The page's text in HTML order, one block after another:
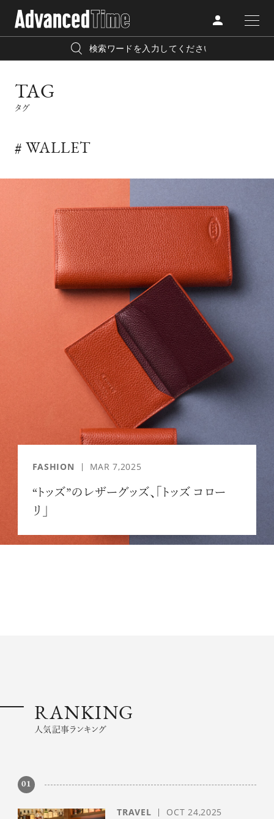
CATEGORY
FASHION
BEAUTY
TRAVEL
LIFESTYLE
FOLLOW US
AdvancedClub
な大人達におくる、スペシャルイシュー満載のメディア。
高感度なファッション、カルチャーに溺愛、未知の幅広い
って楽しみながら、進化するソーシャルに寄り添いたい。
何かに縛られていた時間から解き放たれつつある世代の
ライフスタイルを豊かに彩る『AdvancedTime』が発信する
情報をさらに充実し、より速やかに、活用できる
「AdvancedClub」会員組織を設けました。
「AdvancedClub」会員に登録すると、プレゼント応募情報
の一覧、プレミアムな会員限定イベント、ブランドのエクス
クルーシブアイテムの紹介など、特別なコンテンツ情報を
メールマガジンでお届け致します。更に『AdvancedTime』
のタブロイドマガジンのご案内もあり、送付手数料のみを
ご負担いただくことでお手元で『AdvancedTime』をお楽し
登録は無料です。
一緒に『AdvancedTime』を楽しみましょう！
人気の検索キーワード
リゾート
美白 アイメイク
TAG
タグ
# WALLET
FASHION MAR 7,2025
“トッズ”のレザーグッズ、「トッズ コロー
リ」
RANKING
人気記事ランキング
01
TRAVEL OCT 24,2025